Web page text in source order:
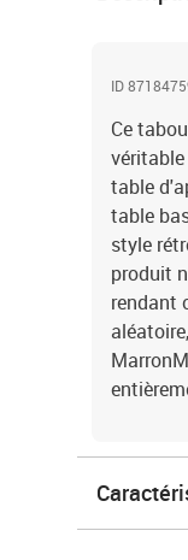
ID
Ce
table
table
style
produit
rendant